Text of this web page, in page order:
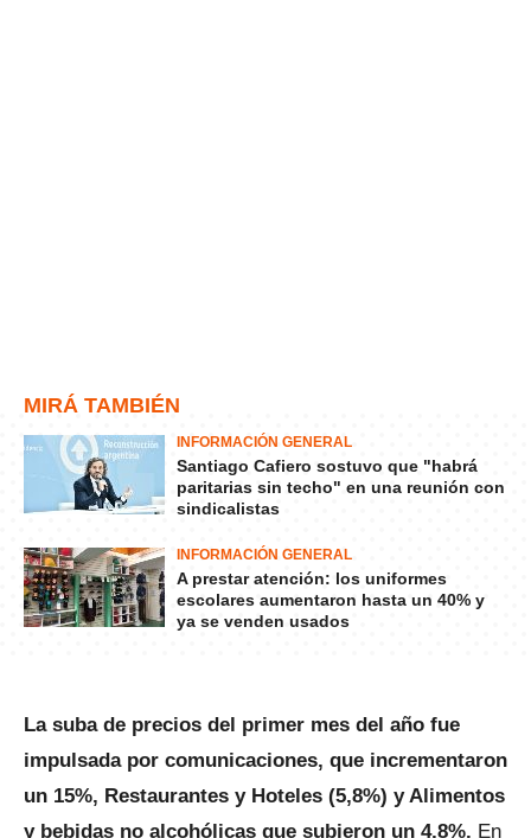
MIRÁ TAMBIÉN
INFORMACIÓN GENERAL
Santiago Cafiero sostuvo que "habrá
paritarias sin techo" en una reunión con
sindicalistas
INFORMACIÓN GENERAL
A prestar atención: los uniformes
escolares aumentaron hasta un 40% y
ya se venden usados
La suba de precios del primer mes del año fue
impulsada por comunicaciones, que incrementaron
un 15%, Restaurantes y Hoteles (5,8%) y Alimentos
y bebidas no alcohólicas que subieron un 4,8%. En